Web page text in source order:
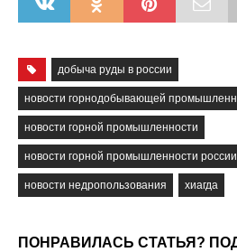
добыча руды в россии
новости горнодобывающей
новости горной промышленности
новости горной промышленности россии
новости недропользования хиагда
ПОНРАВИЛАСЬ СТАТЬЯ?